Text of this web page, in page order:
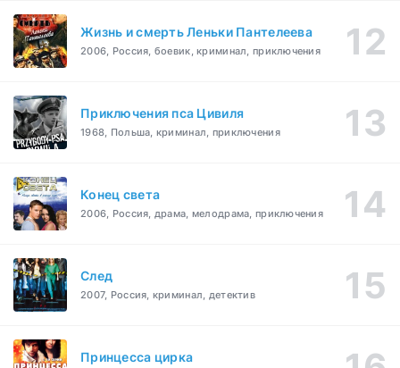
Жизнь и смерть Леньки Пантелеева
2006, Россия, боевик, криминал, приключения
Приключения пса Цивиля
1968, Польша, криминал, приключения
Конец света
2006, Россия, драма, мелодрама, приключения
След
2007, Россия, криминал, детектив
Принцесса цирка